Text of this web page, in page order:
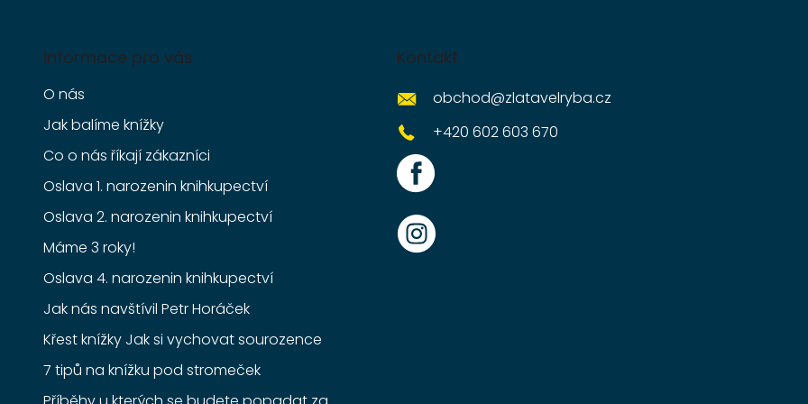
Informace pro vás
O nás
Jak balíme knížky
Co o nás říkají zákazníci
Oslava 1. narozenin knihkupectví
Oslava 2. narozenin knihkupectví
Máme 3 roky!
Oslava 4. narozenin knihkupectví
Jak nás navštívil Petr Horáček
Křest knížky Jak si vychovat sourozence
7 tipů na knížku pod stromeček
Kontakt
obchod@zlatavelryba.cz
+420 602 603 670